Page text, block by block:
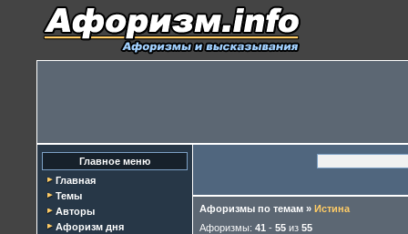
Главное меню
Главная
Темы
Авторы
Афоризм дня
Афоризмы по темам » Истина
Афоризмы: 41 - 55 из 55